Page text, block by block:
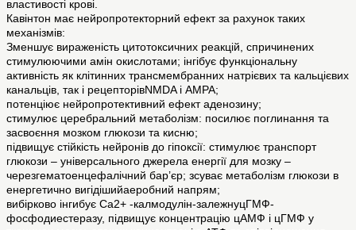
властивості крові.
Кавінтон має нейропротекторний ефект за рахунок таких
механізмів:
Зменшує вираженість цитотоксичних реакцій, спричинених
стимулюючими амін окислотами; інгібує функціональну
активність як клітинних трансмембранних натрієвих та кальцієвих
канальців, так і рецепторівNMDA і AMPA;
потенціює нейропротективний ефект аденозину;
стимулює церебральний метаболізм: посилює поглинання та
засвоєння мозком глюкози та кисню;
підвищує стійкість нейронів до гіпоксії: стимулює транспорт
глюкози – універсального джерела енергії для мозку –
черезгематоенцефалічний бар’єр; зсуває метаболізм глюкози в
енергетично вигідішийаеробний напрям;
вибірково інгибує Са2+ -калмодулін-залежнуцГМФ-
фосфодиестеразу, підвищує концентрацію цАМФ і цГМФ у